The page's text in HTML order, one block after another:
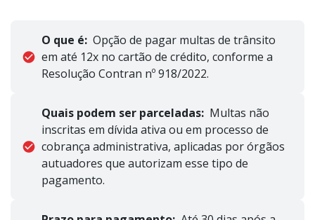
O que é: Opção de pagar multas de trânsito
em até 12x no cartão de crédito, conforme a
Resolução Contran nº 918/2022.
Quais podem ser parceladas: Multas não
inscritas em dívida ativa ou em processo de
cobrança administrativa, aplicadas por órgãos
autuadores que autorizam esse tipo de
pagamento.